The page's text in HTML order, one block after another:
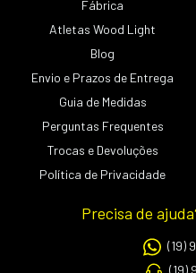
Fábrica
Atletas Wood Light
Blog
Envio e Prazos de Entrega
Guia de Medidas
Perguntas Frequentes
Trocas e Devoluções
Política de Privacidade
Precisa de
(19)